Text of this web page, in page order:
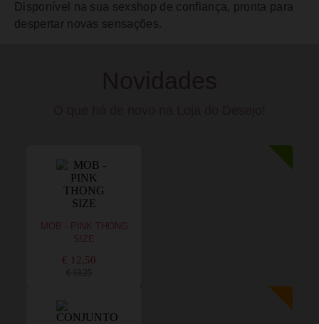
Disponível na sua sexshop de confiança, pronta para
despertar novas sensações.
MOB - PINK THONG
SIZE
€ 12,50
€ 13,25